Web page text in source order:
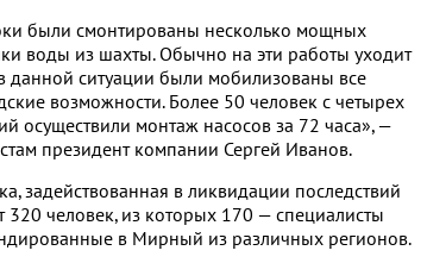
были смонтированы несколько мощных
воды из шахты. Обычно на эти работы уходит
данной ситуации были мобилизованы все
возможности. Более 50 человек с четырех
осуществили монтаж насосов за 72 часа», —
президент компании Сергей Иванов.
задействованная в ликвидации последствий
320 человек, из которых 170 — специалисты
в Мирный из различных регионов.